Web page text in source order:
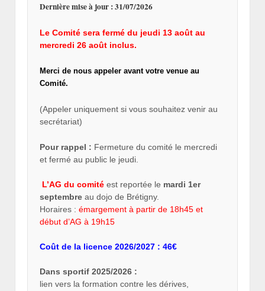
Dernière mise à jour : 31/07/2026
Le Comité sera fermé du jeudi 13 août au
mercredi 26 août inclus.
Merci de nous appeler avant votre venue au
Comité.
(Appeler uniquement si vous souhaitez venir au
secrétariat)
Pour rappel : Fermeture du comité le mercredi
et fermé au public le jeudi.
L’AG du comité est reportée le mardi 1er
septembre au dojo de Brétigny.
Horaires : émargement à partir de 18h45 et
début d’AG à 19h15
Coût de la licence 2026/2027 : 46€
Dans sportif 2025/2026 :
lien vers la formation contre les dérives,